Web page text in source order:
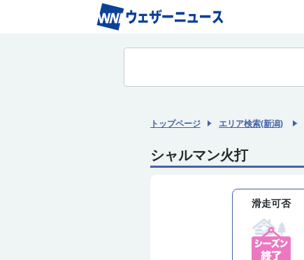
トップページ エリア検索(新潟)
シャルマン火打
滑走可否